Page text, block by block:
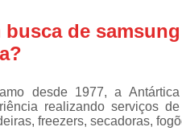
busca de
desde 1977, a
realizando serviços
freezers, secadoras,